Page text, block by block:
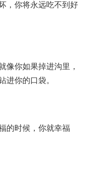
，你将永远吃不到好
像你如果掉进沟里，
进你的口袋。
的时候，你就幸福